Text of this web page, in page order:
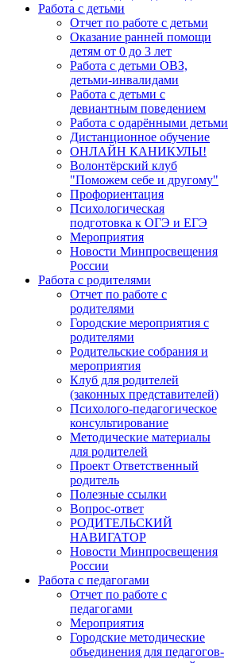
Работа с детьми
Отчет по работе с детьми
Оказание ранней помощи
детям от 0 до 3 лет
Работа с детьми ОВЗ,
детьми-инвалидами
Работа с детьми с
девиантным поведением
Работа с одарёнными детьми
Дистанционное обучение
ОНЛАЙН КАНИКУЛЫ!
Волонтёрский клуб
"Поможем себе и другому"
Профориентация
Психологическая
подготовка к ОГЭ и ЕГЭ
Мероприятия
Новости Минпросвещения
России
Работа с родителями
Отчет по работе с
родителями
Городские мероприятия с
родителями
Родительские собрания и
мероприятия
Клуб для родителей
(законных представителей)
Психолого-педагогическое
консультирование
Методические материалы
для родителей
Проект Ответственный
родитель
Полезные ссылки
Вопрос-ответ
РОДИТЕЛЬСКИЙ
НАВИГАТОР
Новости Минпросвещения
России
Работа с педагогами
Отчет по работе с
педагогами
Мероприятия
Городские методические
объединения для педагогов-